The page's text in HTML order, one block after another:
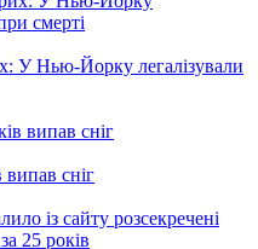
У Нью-Йорку легалізували
випав сніг